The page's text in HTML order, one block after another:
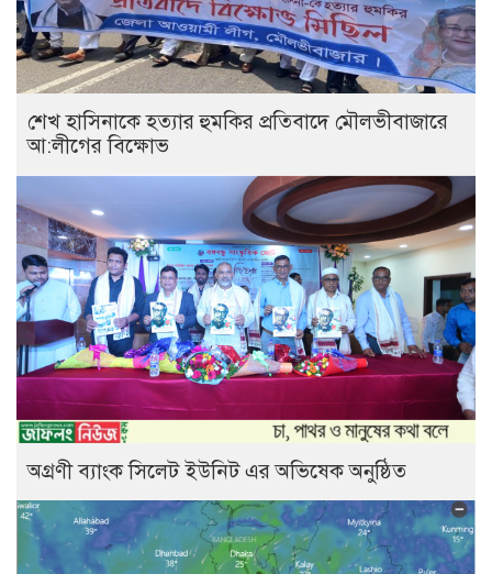
শেখ হাসিনাকে হত্যার হুমকির প্রতিবাদে মৌলভীবাজারে
আ:লীগের বিক্ষোভ
অগ্রণী ব্যাংক সিলেট ইউনিট এর অভিষেক অনুষ্ঠিত